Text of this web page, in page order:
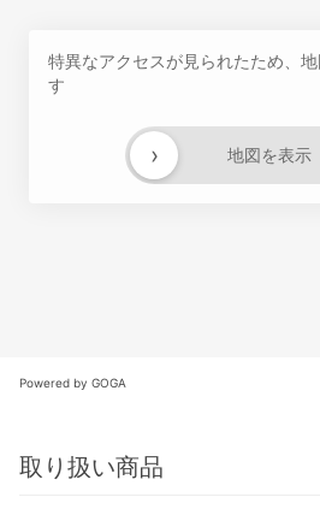
特異なアクセスが見られたため、
す
地図を表示
›
Powered by GOGA
取り扱い商品